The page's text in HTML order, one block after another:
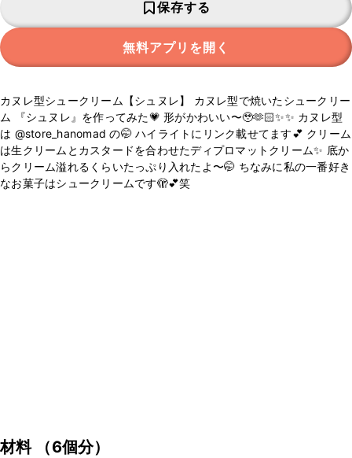
保存する
無料アプリを開く
カヌレ型シュークリーム【シュヌレ】 カヌレ型で焼いたシュークリー
ム 『シュヌレ』を作ってみた💗 形がかわいい〜🥹🫶🏻✨✨ カヌレ型
は @store_hanomad の🤭 ハイライトにリンク載せてます💕 クリーム
は生クリームとカスタードを合わせたディプロマットクリーム✨ 底か
らクリーム溢れるくらいたっぷり入れたよ〜🤭 ちなみに私の一番好き
なお菓子はシュークリームです🫣💕笑
材料 （6個分）